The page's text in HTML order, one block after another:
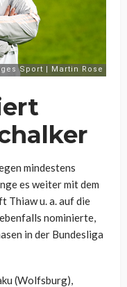
mindestens
es weiter mit dem
Thiaw u. a. auf die
nominierte,
in der Bundesliga
(Wolfsburg),